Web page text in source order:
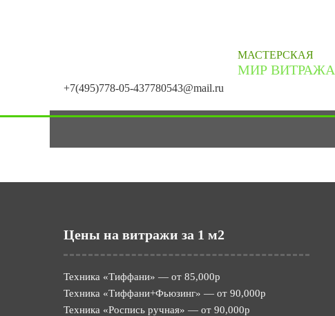
+7(495)778-05-437780543@mail.ru
МАСТЕРСКАЯ
МИР ВИТРАЖА
Цены на витражи за 1 м2
Техника «Тиффани» — от 85,000р
Техника «Тиффани+Фьюзинг» — от 90,000р
Техника «Роспись ручная» — от 90,000р